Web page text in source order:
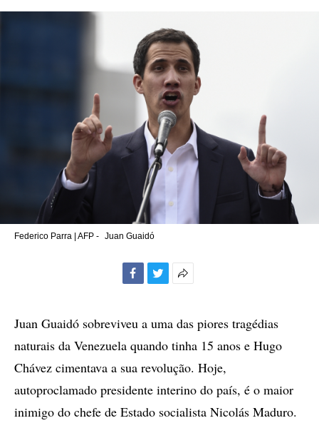
Federico Parra | AFP - Juan Guaidó
compartilhamento
Juan Guaidó sobreviveu a uma das piores tragédias
naturais da Venezuela quando tinha 15 anos e Hugo
Chávez cimentava a sua revolução. Hoje,
autoproclamado presidente interino do país, é o maior
inimigo do chefe de Estado socialista Nicolás Maduro.